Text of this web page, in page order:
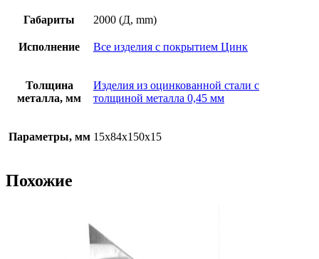
Габариты 2000 (Д, mm)
Исполнение Все изделия с покрытием Цинк
Толщина
металла, мм
Изделия из оцинкованной стали с
толщиной металла 0,45 мм
Параметры, мм 15х84х150х15
Похожие